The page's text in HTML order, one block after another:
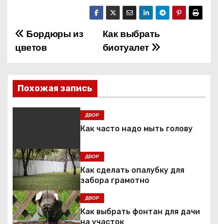
Н
а
в
и
ц
и
я
Как выбрать
биотуалет
Бордюры из
цветов
Похожая запись
ДВОР
Как часто надо мыть голову
ДВОР
Как сделать опалубку для
забора грамотно
ДВОР
Как выбрать фонтан для дачи
на участок